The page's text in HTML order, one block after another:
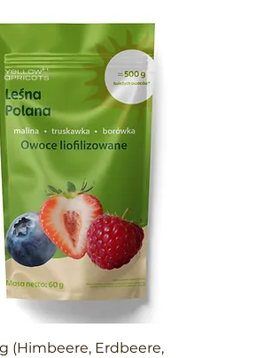
(Himbeere, Erdbeere,